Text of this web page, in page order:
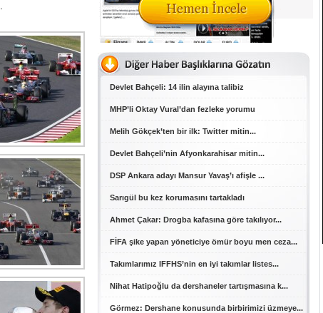
Devlet Bahçeli: 14 ilin alayına talibiz
MHP’li Oktay Vural’dan fezleke yorumu
Melih Gökçek’ten bir ilk: Twitter mitin...
Devlet Bahçeli’nin Afyonkarahisar mitin...
DSP Ankara adayı Mansur Yavaş’ı afişle ...
Sarıgül bu kez korumasını tartakladı
Ahmet Çakar: Drogba kafasına göre takılıyor...
FİFA şike yapan yöneticiye ömür boyu men ceza...
Takımlarımız IFFHS’nin en iyi takımlar listes...
Nihat Hatipoğlu da dershaneler tartışmasına k...
Görmez: Dershane konusunda birbirimizi üzmeye...